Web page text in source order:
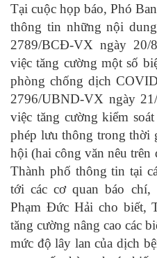
Tại cuộc họp báo, Phó
thông tin những nội
2789/BCĐ-VX ngày 20/
việc tăng cường một số
phòng chống dịch
2796/UBND-VX ngày
việc tăng cường kiểm
phép lưu thông trong thời
hội (hai công văn nêu trên
Thành phố thông tin tại
tới các cơ quan báo
Phạm Đức Hải cho biết,
tăng cường nâng cao các
mức độ lây lan của dịch